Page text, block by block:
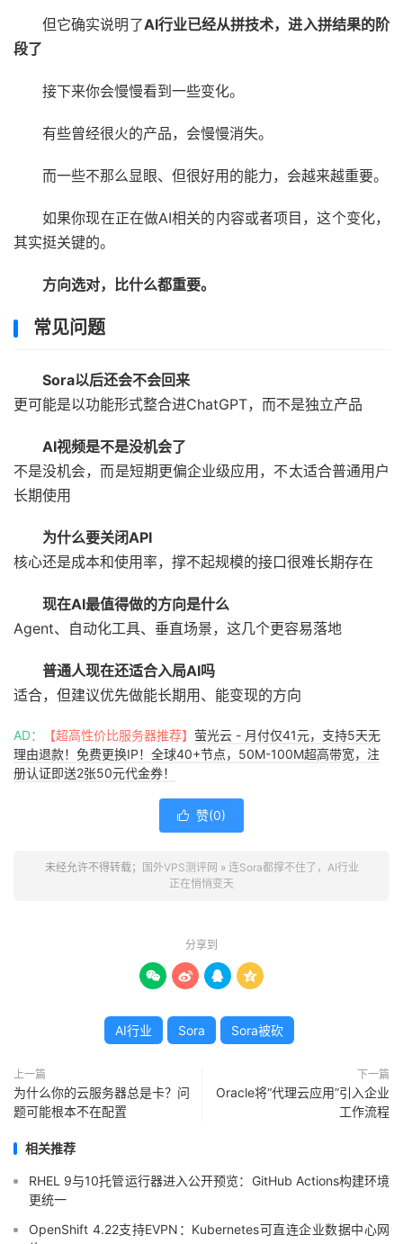
但它确实说明了AI行业已经从拼技术，进入拼结果的阶
段了
接下来你会慢慢看到一些变化。
有些曾经很火的产品，会慢慢消失。
而一些不那么显眼、但很好用的能力，会越来越重要。
如果你现在正在做AI相关的内容或者项目，这个变化，
其实挺关键的。
方向选对，比什么都重要。
常见问题
Sora以后还会不会回来
更可能是以功能形式整合进ChatGPT，而不是独立产品
AI视频是不是没机会了
不是没机会，而是短期更偏企业级应用，不太适合普通用户
长期使用
为什么要关闭API
核心还是成本和使用率，撑不起规模的接口很难长期存在
现在AI最值得做的方向是什么
Agent、自动化工具、垂直场景，这几个更容易落地
普通人现在还适合入局AI吗
适合，但建议优先做能长期用、能变现的方向
AD： 【超高性价比服务器推荐】 萤光云 - 月付仅41元，支持5天无
理由退款！免费更换IP！全球40+节点，50M-100M超高带宽，注
册认证即送2张50元代金券！
 赞(0)
未经允许不得转载； 国外VPS测评网 » 连Sora都撑不住了，AI行业
正在悄悄变天
分享到
   
AI行业 Sora Sora被砍
上一篇
为什么你的云服务器总是卡？问
题可能根本不在配置
下一篇
Oracle将“代理云应用”引入企业
工作流程
相关推荐
RHEL 9与10托管运行器进入公开预览：GitHub Actions构建环境
更统一
OpenShift 4.22支持EVPN：Kubernetes可直连企业数据中心网